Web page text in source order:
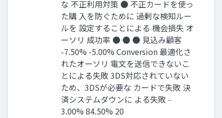
な 不正利用対策 ● 不正カードを使っ
た購 入を防ぐために 過剰な検知ルー
ルを 設定することによる 機会損失 オ
ーソリ 成功率 ● ● ● 見込み顧客
-7.50% -5.00% Conversion 最適化さ
れたオーソリ 電文を送信できないこ
とによる失敗 3DS対応されていない
ため、3DSが必要な カードで失敗 決
済システムダウンに よる失敗 -
3.00% 84.50% 20